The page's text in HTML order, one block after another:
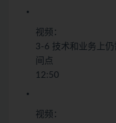
视频：
3-6 技术和业务上
间点
12:50
视频：